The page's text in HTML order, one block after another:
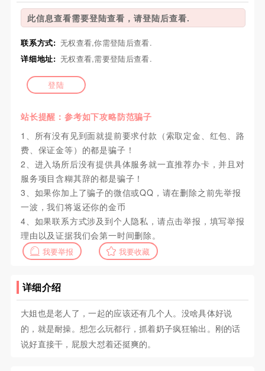
此信息查看需要登陆查看，请登陆后查看.
联系方式: 无权查看,你需登陆后查看.
详细地址: 无权查看,需要登陆后查看.
登陆
站长提醒：参考如下攻略防范骗子
1、所有没有见到面就提前要求付款（索取定金、红包、路
费、保证金等）的都是骗子！
2、进入场所后没有提供具体服务就一直推荐办卡，并且对
服务项目含糊其辞的都是骗子！
3、如果你加上了骗子的微信或QQ，请在删除之前先举报
一波，我们将返还你的金币
4、如果联系方式涉及到个人隐私，请点击举报，填写举报
理由以及证据我们会第一时间删除。
我要举报 我要收藏
详细介绍
大姐也是老人了，一起的应该还有几个人。没啥具体好说
的，就是耐操。想怎么玩都行，抓着奶子疯狂输出。刚的话
说好直接干，屁股大怼着还挺爽的。